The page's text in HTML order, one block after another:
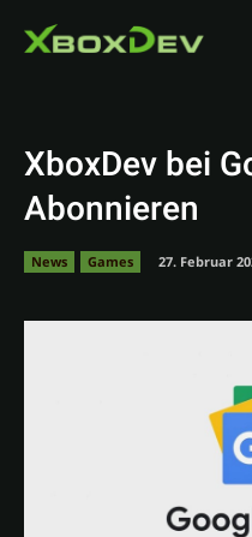
XboxDev bei
Abonnieren
News Games 27. Februar